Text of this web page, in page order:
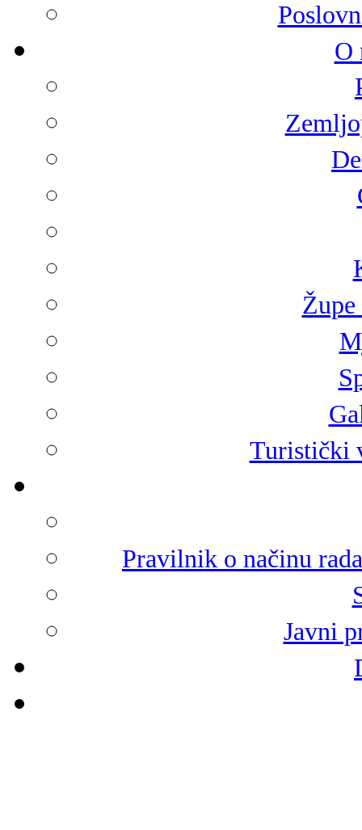
O
Turistički
Pravilnik o načinu
Javni